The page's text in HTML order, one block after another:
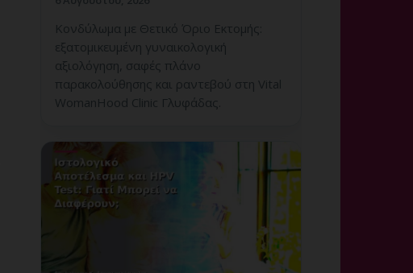
Κονδύλωμα με Θετικό Όριο Εκτομής:
εξατομικευμένη γυναικολογική
αξιολόγηση, σαφές πλάνο
παρακολούθησης και ραντεβού στη Vital
WomanHood Clinic Γλυφάδας.